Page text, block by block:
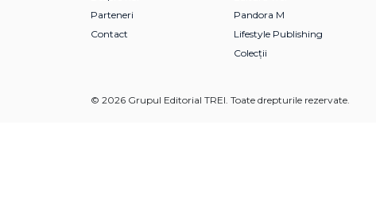
Parteneri
Contact
Pandora M
Lifestyle Publishing
Colecții
© 2026 Grupul Editorial TREI. Toate drepturile rezervate.